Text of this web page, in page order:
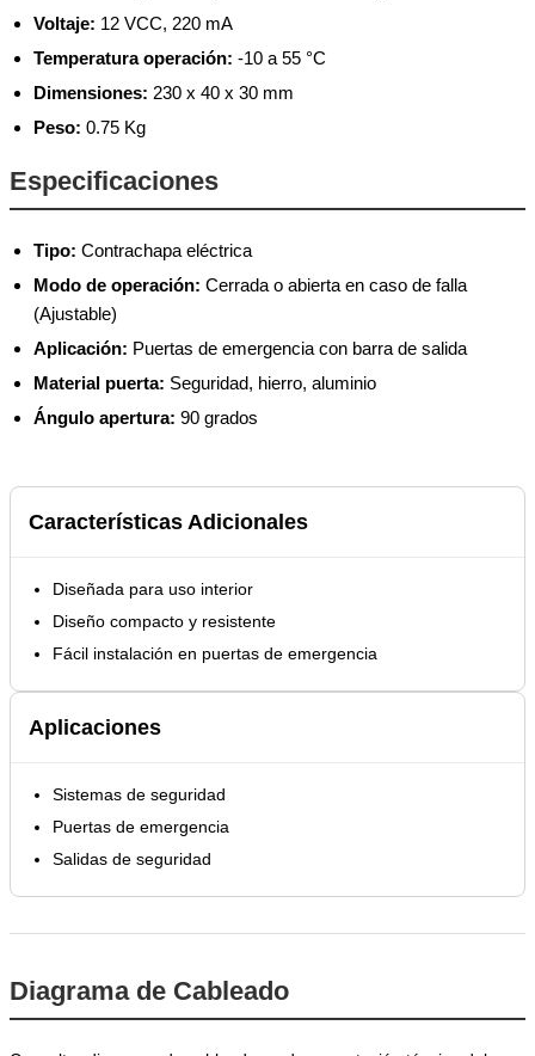
Voltaje: 12 VCC, 220 mA
Temperatura operación: -10 a 55 °C
Dimensiones: 230 x 40 x 30 mm
Peso: 0.75 Kg
Especificaciones
Tipo: Contrachapa eléctrica
Modo de operación: Cerrada o abierta en caso de falla
(Ajustable)
Aplicación: Puertas de emergencia con barra de salida
Material puerta: Seguridad, hierro, aluminio
Ángulo apertura: 90 grados
Características Adicionales
Diseñada para uso interior
Diseño compacto y resistente
Fácil instalación en puertas de emergencia
Aplicaciones
Sistemas de seguridad
Puertas de emergencia
Salidas de seguridad
Diagrama de Cableado